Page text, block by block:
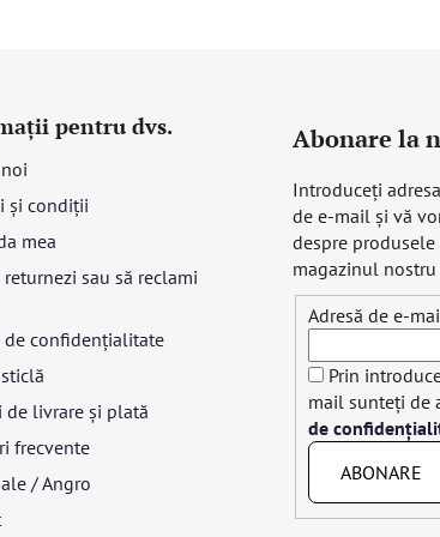
pentru dvs.
și condiții
mea
returnezi sau să reclami
de confidențialitate
de livrare și plată
frecvente
/ Angro
Abonare la
Introduceţi
de e-mail şi vă
despre
magazinul
Adresă de e-
Prin
mail sunteți de
de
ABONARE